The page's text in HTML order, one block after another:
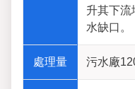
升其下流
水缺口。
處理量 污水廠